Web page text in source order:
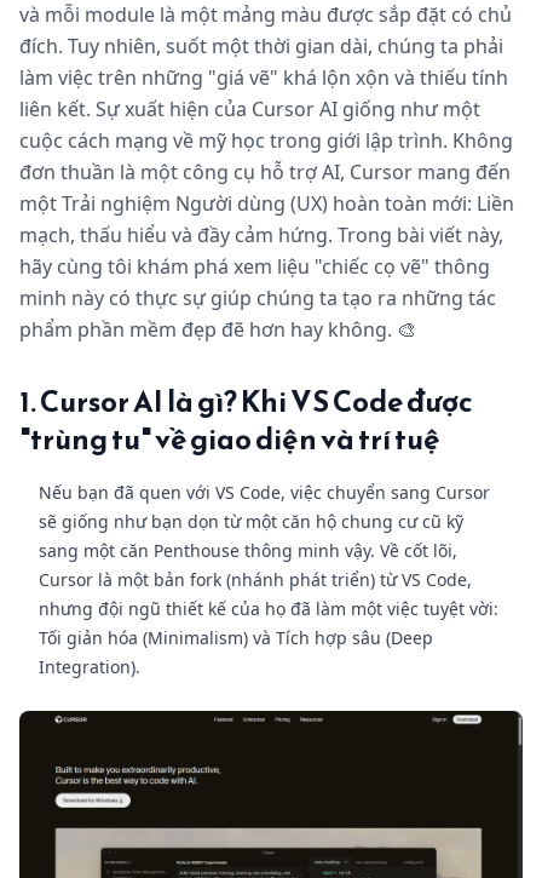
Đăng Nhập
và mỗi module là một mảng màu được sắp đặt có chủ
đích. Tuy nhiên, suốt một thời gian dài, chúng ta phải
làm việc trên những "giá vẽ" khá lộn xộn và thiếu tính
liên kết. Sự xuất hiện của Cursor AI giống như một
cuộc cách mạng về mỹ học trong giới lập trình. Không
đơn thuần là một công cụ hỗ trợ AI, Cursor mang đến
một Trải nghiệm Người dùng (UX) hoàn toàn mới: Liền
mạch, thấu hiểu và đầy cảm hứng. Trong bài viết này,
hãy cùng tôi khám phá xem liệu "chiếc cọ vẽ" thông
minh này có thực sự giúp chúng ta tạo ra những tác
phẩm phần mềm đẹp đẽ hơn hay không. 🎨
1. Cursor AI là gì? Khi VS Code được
"trùng tu" về giao diện và trí tuệ
Nếu bạn đã quen với VS Code, việc chuyển sang Cursor
sẽ giống như bạn dọn từ một căn hộ chung cư cũ kỹ
sang một căn Penthouse thông minh vậy. Về cốt lõi,
Cursor là một bản fork (nhánh phát triển) từ VS Code,
nhưng đội ngũ thiết kế của họ đã làm một việc tuyệt vời:
Tối giản hóa (Minimalism) và Tích hợp sâu (Deep
Integration).